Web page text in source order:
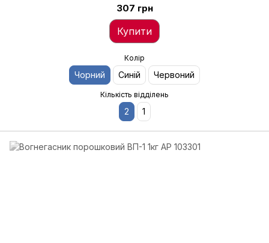
307 грн
Купити
Колір
Чорний Синій Червоний
Кількість відділень
2 1